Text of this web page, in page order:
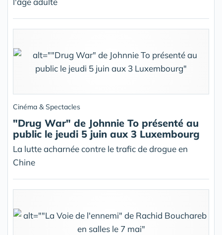
Cinéma & Spectacles
"Drug War" de Johnnie To présenté au
public le jeudi 5 juin aux 3 Luxembourg
La lutte acharnée contre le trafic de drogue en
Chine